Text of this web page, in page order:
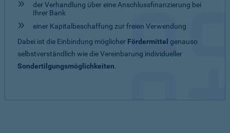
der Verhandlung über eine Anschlussfinanzierung bei
Ihrer Bank
einer Kapitalbeschaffung zur freien Verwendung
Dabei ist die Einbindung möglicher Fördermittel genauso
selbstverständlich wie die Vereinbarung individueller
Sondertilgungsmöglichkeiten.